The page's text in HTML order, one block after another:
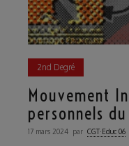
2nd Degré
Mouvement
personnels
17 mars 2024 par CGT·Educ 06